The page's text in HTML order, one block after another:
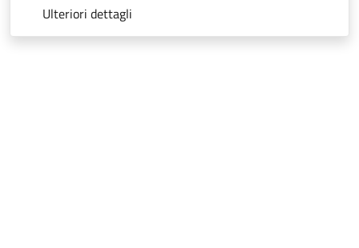
Ulteriori dettagli